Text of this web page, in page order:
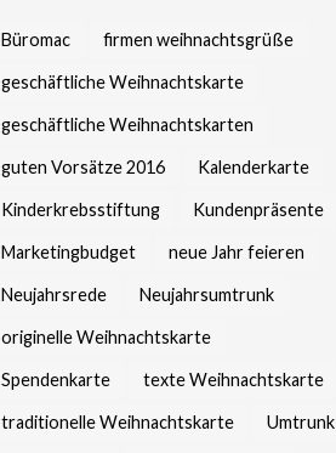
Büromac firmen weihnachtsgrüße
geschäftliche Weihnachtskarte
geschäftliche Weihnachtskarten
guten Vorsätze 2016 Kalenderkarte
Kinderkrebsstiftung Kundenpräsente
Marketingbudget neue Jahr feieren
Neujahrsrede Neujahrsumtrunk
originelle Weihnachtskarte
Spendenkarte texte Weihnachtskarte
traditionelle Weihnachtskarte Umtrunk